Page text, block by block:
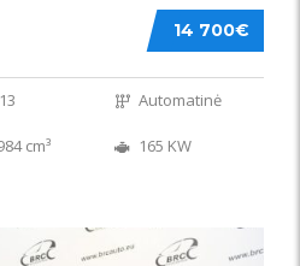
14 700€
Automatinė
cm³ 165 KW